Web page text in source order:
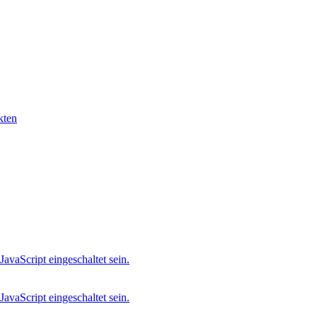
eingeschaltet sein.
eingeschaltet sein.